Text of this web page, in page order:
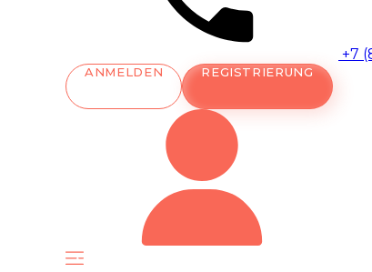
+7
ANMELDEN REGISTRIERUNG